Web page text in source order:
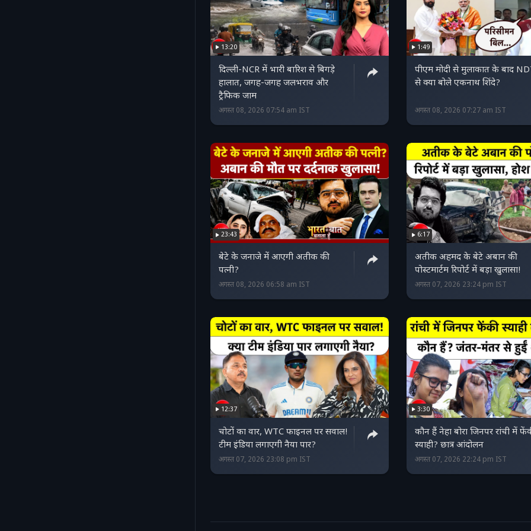
13:20
दिल्ली-NCR में भारी बारिश से बिगड़े
हालात, जगह-जगह जलभराव और
ट्रैफिक जाम
अगस्त 08, 2026 07:54 am IST
1:49
पीएम मोदी से मुलाकात के बाद
से क्या बोले एकनाथ शिंदे?
अगस्त 08, 2026 07:27 am IST
23:43
बेटे के जनाजे में आएगी अतीक की
पत्नी?
अगस्त 08, 2026 06:58 am IST
6:17
अतीक अहमद के बेटे अबान की
पोस्टमार्टम रिपोर्ट में बड़ा खुलासा!
अगस्त 07, 2026 23:24 pm IST
12:37
चोटों का वार, WTC फाइनल पर सवाल!
टीम इंडिया लगाएगी नैया पार?
अगस्त 07, 2026 23:08 pm IST
3:30
कौन हैं नेहा बोरा जिनपर रांची में
स्याही? छात्र आंदोलन
अगस्त 07, 2026 22:24 pm IST